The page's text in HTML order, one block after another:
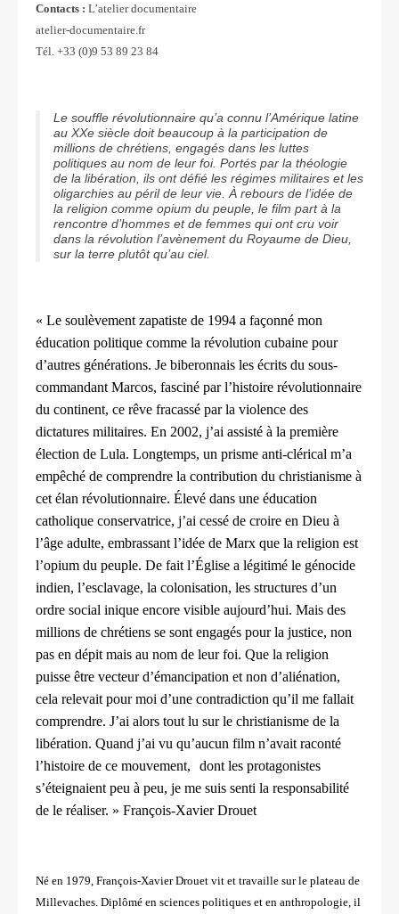
Contacts : L’atelier documentaire
atelier-documentaire.fr
Tél. +33 (0)9 53 89 23 84
Le souffle révolutionnaire qu’a connu l’Amérique latine
au XXe siècle doit beaucoup à la participation de
millions de chrétiens, engagés dans les luttes
politiques au nom de leur foi. Portés par la théologie
de la libération, ils ont défié les régimes militaires et les
oligarchies au péril de leur vie. À rebours de l’idée de
la religion comme opium du peuple, le film part à la
rencontre d’hommes et de femmes qui ont cru voir
dans la révolution l’avènement du Royaume de Dieu,
sur la terre plutôt qu’au ciel.
« Le soulèvement zapatiste de 1994 a façonné mon
éducation politique comme la révolution cubaine pour
d’autres générations. Je biberonnais les écrits du sous-
commandant Marcos, fasciné par l’histoire révolutionnaire
du continent, ce rêve fracassé par la violence des
dictatures militaires. En 2002, j’ai assisté à la première
élection de Lula. Longtemps, un prisme anti-clérical m’a
empêché de comprendre la contribution du christianisme à
cet élan révolutionnaire. Élevé dans une éducation
catholique conservatrice, j’ai cessé de croire en Dieu à
l’âge adulte, embrassant l’idée de Marx que la religion est
l’opium du peuple. De fait l’Église a légitimé le génocide
indien, l’esclavage, la colonisation, les structures d’un
ordre social inique encore visible aujourd’hui. Mais des
millions de chrétiens se sont engagés pour la justice, non
pas en dépit mais au nom de leur foi. Que la religion
puisse être vecteur d’émancipation et non d’aliénation,
cela relevait pour moi d’une contradiction qu’il me fallait
comprendre. J’ai alors tout lu sur le christianisme de la
libération. Quand j’ai vu qu’aucun film n’avait raconté
l’histoire de ce mouvement, dont les protagonistes
s’éteignaient peu à peu, je me suis senti la responsabilité
de le réaliser. » François-Xavier Drouet
Né en 1979, François-Xavier Drouet vit et travaille sur le plateau de
Millevaches. Diplômé en sciences politiques et en anthropologie, il